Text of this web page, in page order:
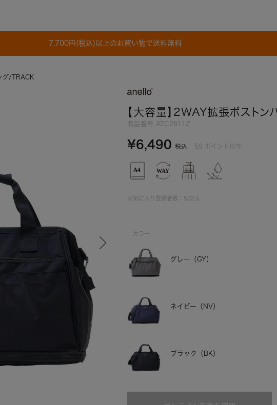
7,700円(税込)以上のお買い物で送料無料
グ/TRACK
グレー
【大容量】2WAY拡張ボスト
商品番号 ATC2611Z
¥6,490 税込 59 ポイント付与
お気に入り登録者数： 522 人
カラー
グレー（GY）
ネイビー（NV）
ブラック（BK）